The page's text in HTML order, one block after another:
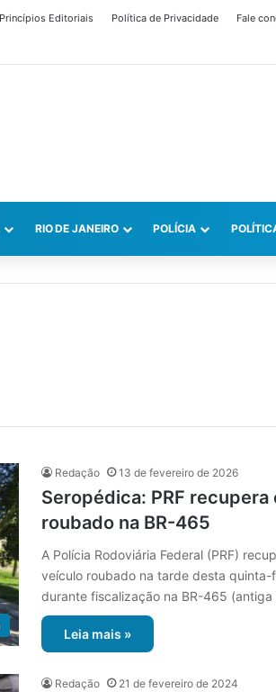
Princípios Editoriais Política de Privacidade Fale
RIO DE JANEIRO POLÍCIA
Redação 13 de fevereiro de 2026
Seropédica: PRF recupera
roubado na BR-465
A Polícia Rodoviária Federal (PRF)
veículo roubado na tarde desta quinta-
durante fiscalização na BR-465
Leia mais »
Redação 21 de fevereiro de 2024